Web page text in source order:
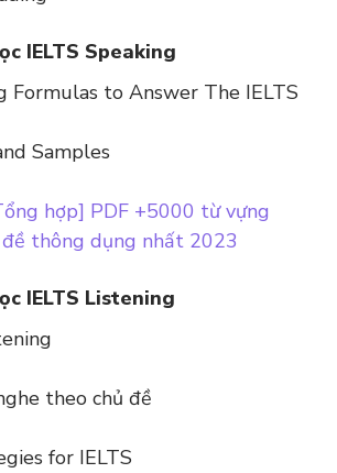
IELTS Speaking
Formulas to Answer The IELTS
Samples
hợp] PDF +5000 từ vựng
đề thông dụng nhất 2023
IELTS Listening
theo chủ đề
for IELTS